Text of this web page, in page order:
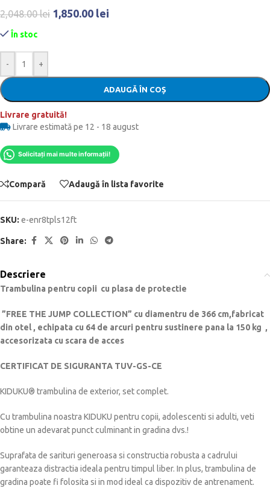
2,048.00lei 1,850.00 lei
În stoc
- +
ADAUGĂ ÎN COȘ
Livrare gratuită!
Livrare estimată pe 12 - 18 august
Solicitați mai multe informații!
Compară Adaugă în lista favorite
SKU: e-enr8tpls12ft
Share:
Descriere
Trambulina pentru copii cu plasa de protectie
”FREE THE JUMP COLLECTION” cu diamentru de 366 cm,fabricat
din otel , echipata cu 64 de arcuri pentru sustinere pana la 150 kg ,
accesorizata cu scara de acces
CERTIFICAT DE SIGURANTA TUV-GS-CE
KIDUKU® trambulina de exterior, set complet.
Cu trambulina noastra KIDUKU pentru copii, adolescenti si adulti, veti
obtine un adevarat punct culminant in gradina dvs.!
Suprafata de sarituri generoasa si constructia robusta a cadrului
garanteaza distractia ideala pentru timpul liber. In plus, trambulina de
gradina poate fi folosita si in mod ideal ca dispozitiv de antrenament.